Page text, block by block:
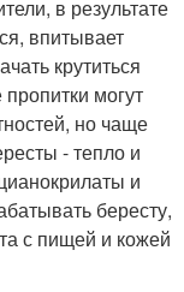
в результате
впитывает
крутиться
могут
но чаще
- тепло и
и
бересту,
с пищей и кожей